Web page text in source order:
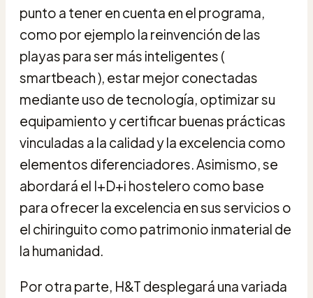
punto a tener en cuenta en el programa,
como por ejemplo la reinvención de las
playas para ser más inteligentes (
smartbeach ), estar mejor conectadas
mediante uso de tecnología, optimizar su
equipamiento y certificar buenas prácticas
vinculadas a la calidad y la excelencia como
elementos diferenciadores. Asimismo, se
abordará el I+D+i hostelero como base
para ofrecer la excelencia en sus servicios o
el chiringuito como patrimonio inmaterial de
la humanidad.
Por otra parte, H&T desplegará una variada